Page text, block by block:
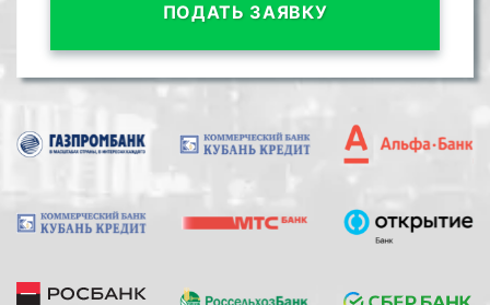
ПОДАТЬ ЗАЯВКУ